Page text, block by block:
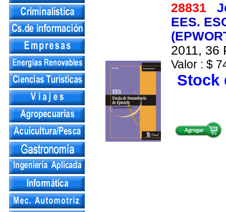
28831
EES.
2011, 36
Valor : $
Stock